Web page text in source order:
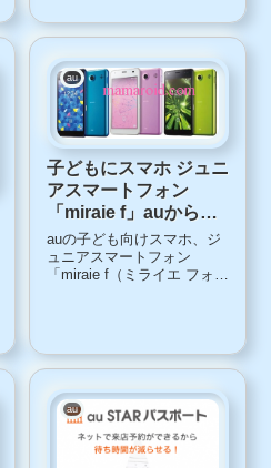
可能アプリ制限、利用時間
のスマホ利用を親が管理・
監視できる機能が付いてい
るものが「ジュニアスマ
ホ」「キッズスマホ」と呼
ば...
au
子どもにスマホ ジュニ
アスマートフォン
「miraie f」auから新
発売
auの子ども向けスマホ、ジ
ュニアスマートフォン
「miraie f（ミライエ フォル
au